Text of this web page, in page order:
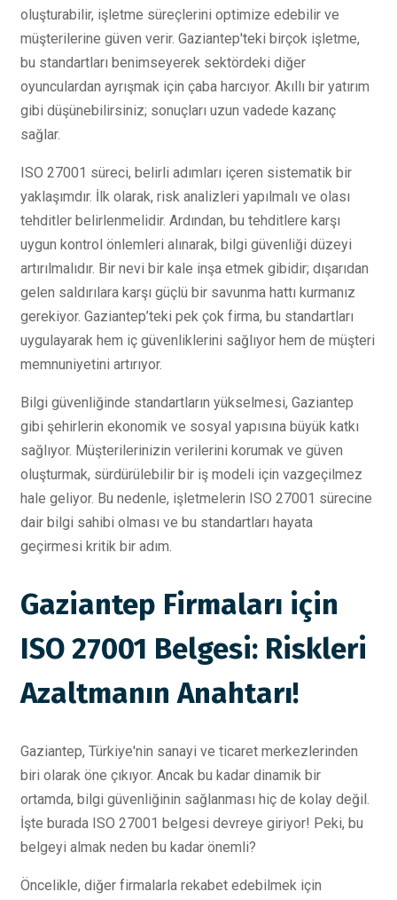
oluşturabilir, işletme süreçlerini optimize edebilir ve
müşterilerine güven verir. Gaziantep'teki birçok işletme,
bu standartları benimseyerek sektördeki diğer
oyunculardan ayrışmak için çaba harcıyor. Akıllı bir yatırım
gibi düşünebilirsiniz; sonuçları uzun vadede kazanç
sağlar.
ISO 27001 süreci, belirli adımları içeren sistematik bir
yaklaşımdır. İlk olarak, risk analizleri yapılmalı ve olası
tehditler belirlenmelidir. Ardından, bu tehditlere karşı
uygun kontrol önlemleri alınarak, bilgi güvenliği düzeyi
artırılmalıdır. Bir nevi bir kale inşa etmek gibidir; dışarıdan
gelen saldırılara karşı güçlü bir savunma hattı kurmanız
gerekiyor. Gaziantep’teki pek çok firma, bu standartları
uygulayarak hem iç güvenliklerini sağlıyor hem de müşteri
memnuniyetini artırıyor.
Bilgi güvenliğinde standartların yükselmesi, Gaziantep
gibi şehirlerin ekonomik ve sosyal yapısına büyük katkı
sağlıyor. Müşterilerinizin verilerini korumak ve güven
oluşturmak, sürdürülebilir bir iş modeli için vazgeçilmez
hale geliyor. Bu nedenle, işletmelerin ISO 27001 sürecine
dair bilgi sahibi olması ve bu standartları hayata
geçirmesi kritik bir adım.
Gaziantep Firmaları için
ISO 27001 Belgesi: Riskleri
Azaltmanın Anahtarı!
Gaziantep, Türkiye'nin sanayi ve ticaret merkezlerinden
biri olarak öne çıkıyor. Ancak bu kadar dinamik bir
ortamda, bilgi güvenliğinin sağlanması hiç de kolay değil.
İşte burada ISO 27001 belgesi devreye giriyor! Peki, bu
belgeyi almak neden bu kadar önemli?
Öncelikle, diğer firmalarla rekabet edebilmek için